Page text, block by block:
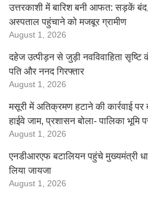
उत्तरकाशी में बारिश बनी आफत: सड़कें
अस्पताल पहुंचाने को मजबूर ग्रामीण
August 1, 2026
दहेज उत्पीड़न से जुड़ी नवविवाहिता सृष्टि
पति और ननद गिरफ्तार
August 1, 2026
मसूरी में अतिक्रमण हटाने की कार्रवाई पर
हाईवे जाम, प्रशासन बोला- पालिका भूमि
August 1, 2026
एनडीआरएफ बटालियन पहुंचे मुख्यमंत्री
लिया जायजा
August 1, 2026